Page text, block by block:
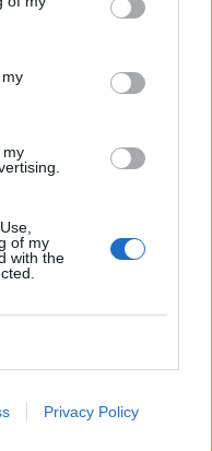
my
of my
with the
Privacy Policy
puspriekabės ratai